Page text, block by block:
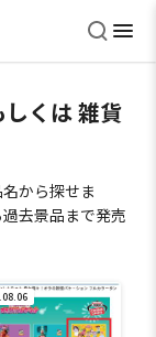
くは 雑貨
から探せま
去景品まで発売